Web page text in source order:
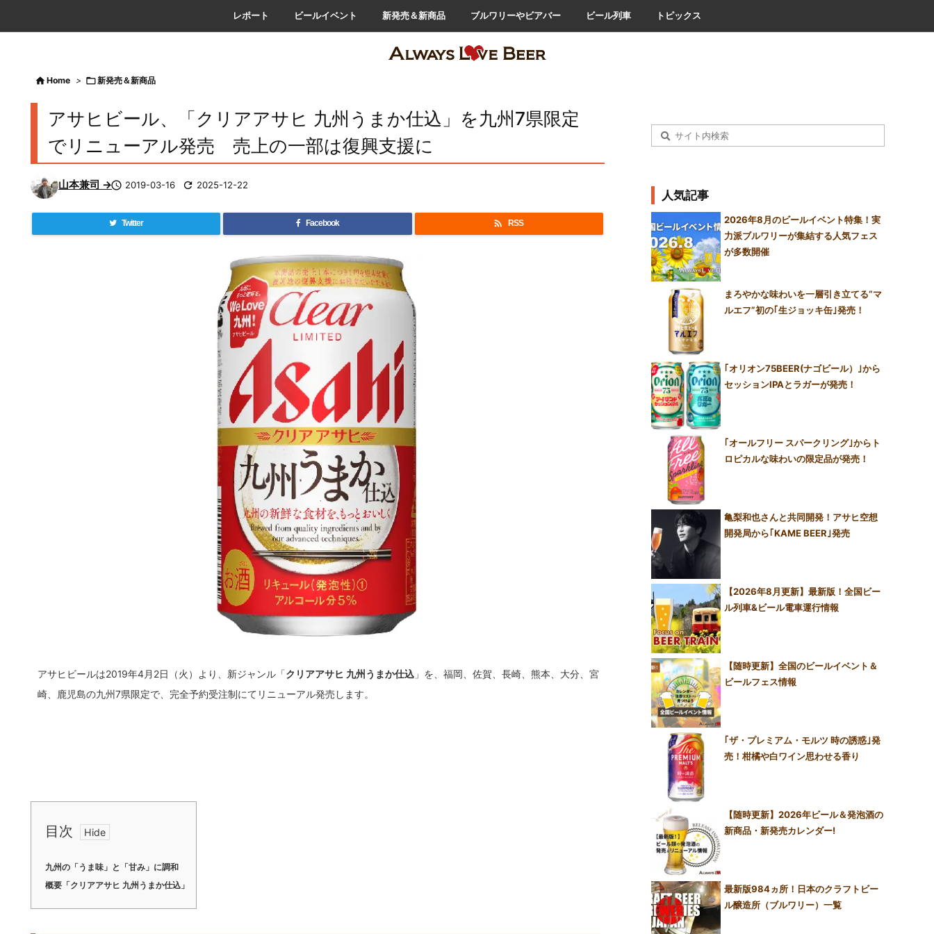
レポート ビールイベント 新発売＆新商品 ブルワリーやビアバー ビール列車 トピックス
 Home > 新発売＆新商品
アサヒビール、「クリアアサヒ 九州うまか仕込」を九州7県限定
でリニューアル発売 売上の一部は復興支援に
山本兼司 → 2019-03-16  2025-12-22
Twitter Facebook  RSS
アサヒビールは2019年4月2日（火）より、新ジャンル「クリアアサヒ 九州うまか仕込 」を、福岡、佐賀、長崎、熊本、大分、宮
崎、鹿児島の九州7県限定で、完全予約受注制にてリニューアル発売します。
目次
九州の「うま味」と「甘み」に調和
概要「クリアアサヒ 九州うまか仕込」
人気記事
2026年8月のビールイベント特集！実
力派ブルワリーが集結する人気フェス
が多数開催
まろやかな味わいを一層引き立てる“マ
ルエフ”初の｢生ジョッキ缶｣発売！
｢オリオン75BEER(ナゴビール）｣から
セッションIPAとラガーが発売！
｢オールフリー スパークリング｣からト
ロピカルな味わいの限定品が発売！
亀梨和也さんと共同開発！アサヒ空想
開発局から｢KAME BEER｣発売
【2026年8月更新】最新版！全国ビー
ル列車&ビール電車運行情報
【随時更新】全国のビールイベント＆
ビールフェス情報
｢ザ・プレミアム・モルツ 時の誘惑｣発
売！柑橘や白ワイン思わせる香り
【随時更新】2026年ビール＆発泡酒の
新商品・新発売カレンダー!
最新版984ヵ所！日本のクラフトビー
ル醸造所（ブルワリー）一覧